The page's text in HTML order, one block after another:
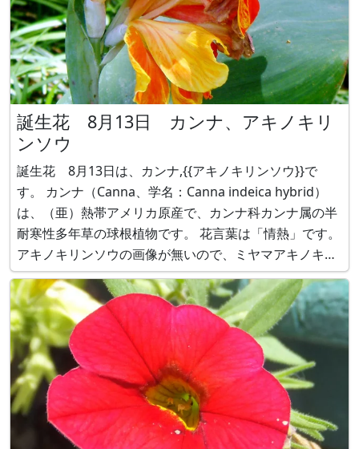
誕生花 8月13日 カンナ、アキノキリ
ンソウ
誕生花 8月13日は、カンナ,{{アキノキリンソウ}}で
す。 カンナ（Canna、学名：Canna indeica hybrid）
は、（亜）熱帯アメリカ原産で、カンナ科カンナ属の半
耐寒性多年草の球根植物です。 花言葉は「情熱」です。
アキノキリンソウの画像が無いので、ミヤマアキノキリ
ンソウ（深山秋の麒麟草)をご紹介します。 ミヤマアキ
ノキリンソウ（深山秋の麒麟草、学名：Solidago vir